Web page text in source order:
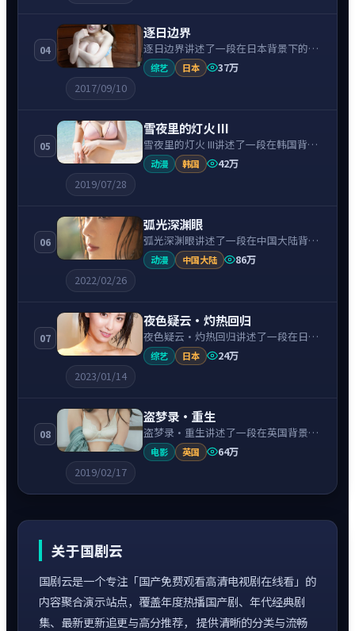
04
逐日边界
逐日边界讲述了一段在日本背景下的科
幻故事，围绕吉冈秀隆饰演的主角逐层
展开，人物动机与命运转折相互牵引，
综艺 日本
37万
2017/09/10
05
雪夜里的灯火 III
雪夜里的灯火 III讲述了一段在韩国背景
下的战争故事，围绕裴秀智饰演的主角
逐层展开，人物动机与命运转折相互牵
动漫 韩国
42万
2019/07/28
06
弧光深渊眼
弧光深渊眼讲述了一段在中国大陆背景
下的喜剧故事，围绕张子枫饰演的主角
逐层展开，人物动机与命运转折相互牵
动漫 中国大陆
86万
2022/02/26
07
夜色疑云·灼热回归
夜色疑云·灼热回归讲述了一段在日本
背景下的犯罪故事，围绕阿部宽饰演的
主角逐层展开，人物动机与命运转折相
综艺 日本
24万
2023/01/14
08
盗梦录·重生
盗梦录·重生讲述了一段在英国背景下
的爱情故事，围绕凯特·温斯莱特饰演
的主角逐层展开，人物动机与命运转折
电影 英国
64万
2019/02/17
关于国剧云
国剧云是一个专注「国产免费观看高清电视剧在线看」的
内容聚合演示站点，覆盖年度热播国产剧、年代经典剧
集、最新更新追更与高分推荐， 提供清晰的分类与流畅